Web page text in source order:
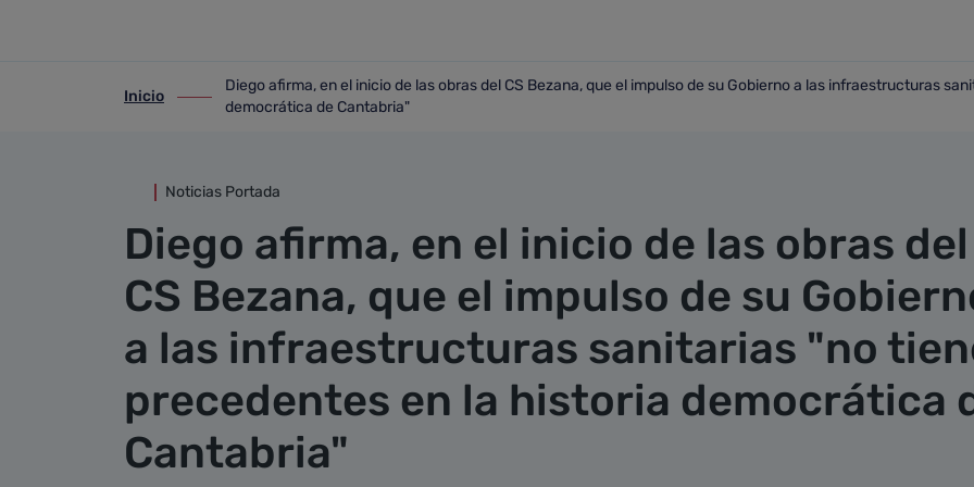
ir-a inicio
Inicio
ir-a Diego afirma, en el inicio de las obras del CS Bezana, que el impulso de su Gobierno a las
Diego afirma, en el inicio de las obras del CS Bezana, que el impulso de su Gobierno a las infraestructuras
democrática de Cantabria"
Noticias Portada
Diego afirma, en el inicio de las obras del
CS Bezana, que el impulso de su
a las infraestructuras sanitarias "no
precedentes en la historia democrática
Cantabria"